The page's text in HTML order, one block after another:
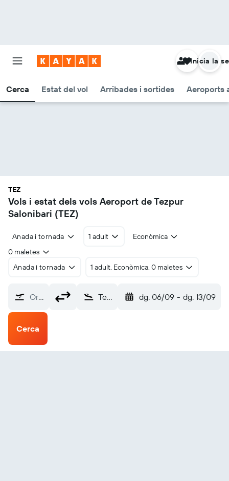
Cerca Estat del vol Arribades i sortides Aeroports
Inicia la
TEZ
Vols i estat dels vols Aeroport de Tezpur
Salonibari (TEZ)
Anada i tornada 1 adult
Econòmica
0 maletes
Anada i tornada
1 adult, Econòmica, 0 maletes
Origen? Tezpur Salonibari (TEZ) dg. 06/09 - dg. 13/09
Cerca